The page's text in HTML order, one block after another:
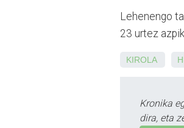
Lehenengo
23 urtez
KIROLA
Kronika
dira, eta